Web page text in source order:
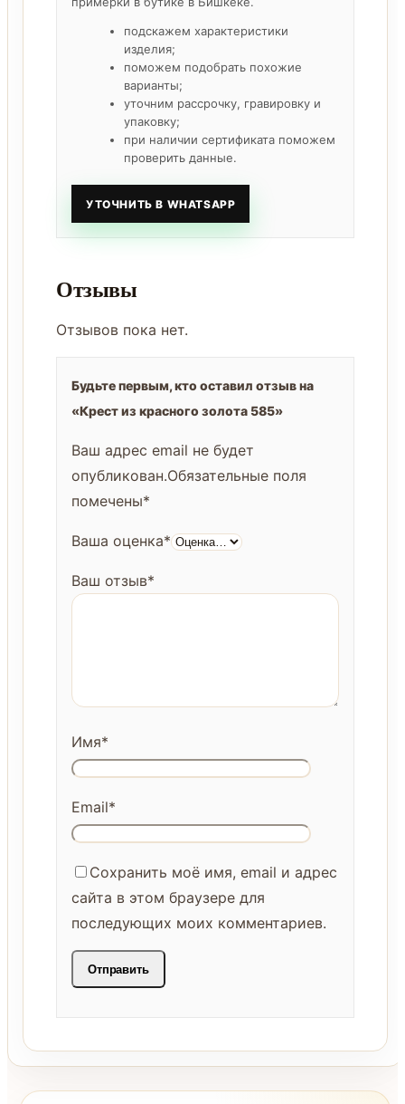
подскажем характеристики
изделия;
поможем подобрать похожие
варианты;
уточним рассрочку, гравировку и
упаковку;
при наличии сертификата поможем
проверить данные.
УТОЧНИТЬ В WHATSAPP
Отзывы
Отзывов пока нет.
Будьте первым, кто оставил отзыв на
«Крест из красного золота 585»
Ваш адрес email не будет
опубликован.Обязательные поля
помечены*
Ваша оценка*
Ваш отзыв*
Имя*
Email*
Сохранить моё имя, email и адрес
сайта в этом браузере для
последующих моих комментариев.